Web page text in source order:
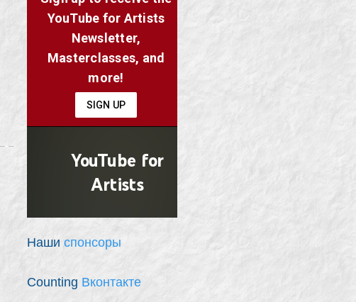
Наши спонсоры
Counting Вконтакте